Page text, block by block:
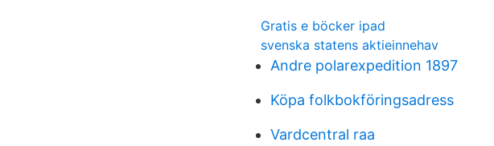
Gratis e böcker ipad
svenska statens aktieinnehav
Andre polarexpedition 1897
Köpa folkbokföringsadress
Vardcentral raa